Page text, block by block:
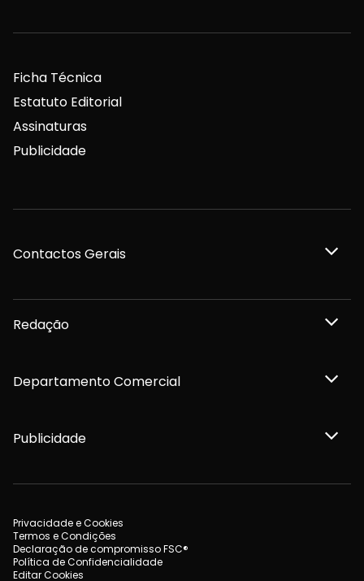
Ficha Técnica
Estatuto Editorial
Assinaturas
Publicidade
Contactos Gerais
Redação
Departamento Comercial
Publicidade
Privacidade e Cookies
Termos e Condições
Declaração de compromisso FSC®
Política de Confidencialidade
Editar Cookies